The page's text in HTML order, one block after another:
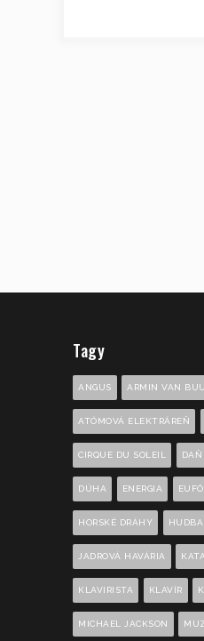
Tagy
ANGUS ARMIN VAN
ATÓMOVÁ ELEKTRÁREŇ
CIRQUE DU SOLEIL DAŇ
DÚHA ENERGIA
HORSKÉ DRÁHY HUDBA
JADROVÁ HAVÁRIA
KLAVIRISTA KLAVÍR
MICHAEL JACKSON